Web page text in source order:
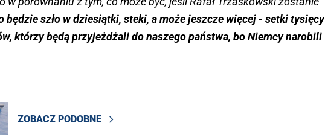
będzie szło w dziesiątki, steki, a może jeszcze więcej - setki tysięcy
którzy będą przyjeżdżali do naszego państwa, bo Niemcy narobili
ZOBACZ PODOBNE